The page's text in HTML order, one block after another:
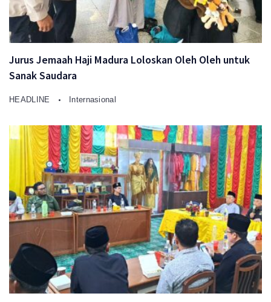
Jurus Jemaah Haji Madura Loloskan Oleh Oleh untuk
Sanak Saudara
HEADLINE Internasional